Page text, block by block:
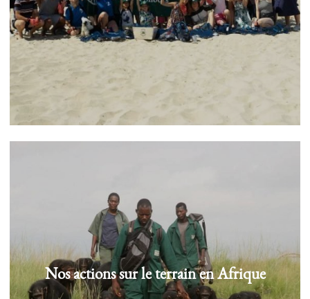
Nos actions sur le terrain en Afrique